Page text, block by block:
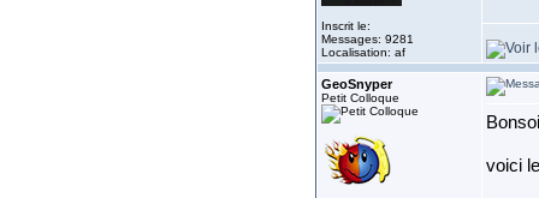
Inscrit le:
Messages: 9281
Localisation: af
GeoSnyper
Petit Colloque
voici